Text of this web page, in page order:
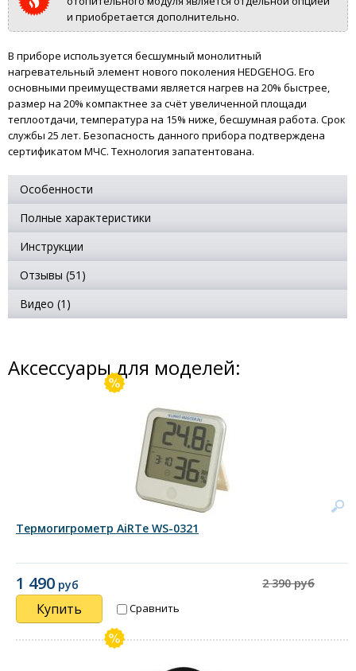
и приобретается дополнительно.
В приборе используется бесшумный монолитный
нагревательный элемент нового поколения HEDGEHOG. Его
основными преимуществами является нагрев на 20% быстрее,
размер на 20% компактнее за счёт увеличенной площади
теплоотдачи, температура на 15% ниже, бесшумная работа. Срок
службы 25 лет. Безопасность данного прибора подтверждена
сертификатом МЧС. Технология запатентована.
Особенности
Полные характеристики
Инструкции
Отзывы (51)
Видео (1)
Аксессуары для моделей:
Термогигрометр AiRTe WS-0321
1 490 руб 2 390 руб
Купить Сравнить